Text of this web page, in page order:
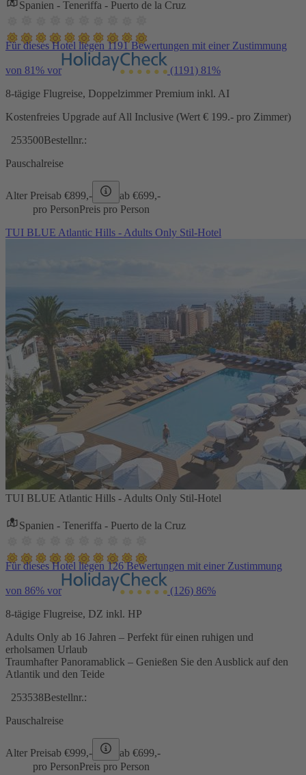
Spanien - Teneriffa - Puerto de la Cruz
Für dieses Hotel liegen 1191 Bewertungen mit einer Zustimmung
von 81% vor (1191) 81%
8-tägige Flugreise, Doppelzimmer Premium inkl. AI
Kostenfreies Upgrade auf All Inclusive (Wert € 199.- pro Zimmer)
253500Bestellnr.:
Pauschalreise
Alter Preisab €899,- ab €699,-
pro PersonPreis pro Person
TUI BLUE Atlantic Hills - Adults Only Stil-Hotel
TUI BLUE Atlantic Hills - Adults Only Stil-Hotel
Spanien - Teneriffa - Puerto de la Cruz
Für dieses Hotel liegen 126 Bewertungen mit einer Zustimmung
von 86% vor (126) 86%
8-tägige Flugreise, DZ inkl. HP
Adults Only ab 16 Jahren – Perfekt für einen ruhigen und
erholsamen Urlaub
Traumhafter Panoramablick – Genießen Sie den Ausblick auf den
Atlantik und den Teide
253538Bestellnr.:
Pauschalreise
Alter Preisab €999,- ab €699,-
pro PersonPreis pro Person